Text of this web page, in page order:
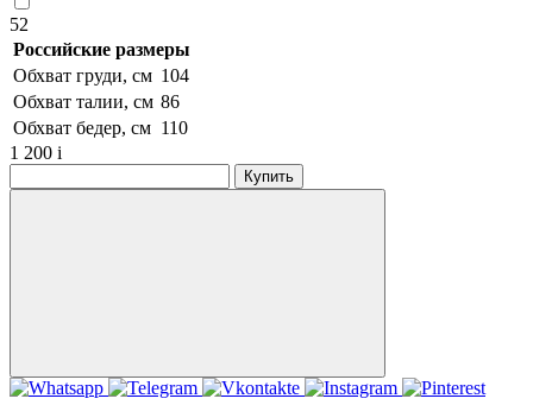
52
Российские размеры
Обхват груди, см 104
Обхват талии, см 86
Обхват бедер, см 110
1 200 i
Купить